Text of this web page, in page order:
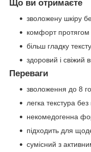
Що ви отримаєте
зволожену шкіру
комфорт протягом
більш гладку
здоровий і свіжий
Переваги
зволоження до 8
легка текстура
некомедогенна
підходить для
сумісний з